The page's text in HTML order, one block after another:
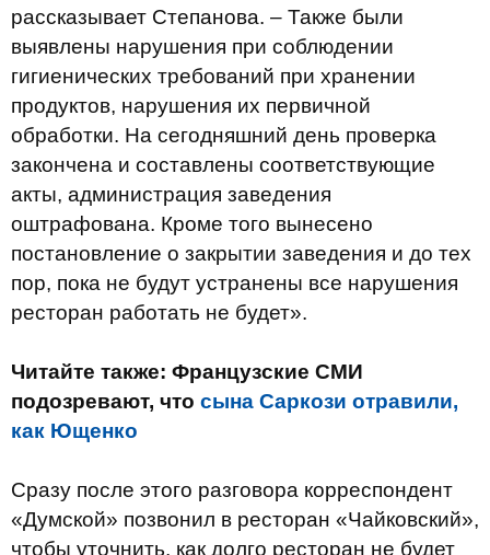
рассказывает Степанова. – Также были
выявлены нарушения при соблюдении
гигиенических требований при хранении
продуктов, нарушения их первичной
обработки. На сегодняшний день проверка
закончена и составлены соответствующие
акты, администрация заведения
оштрафована. Кроме того вынесено
постановление о закрытии заведения и до тех
пор, пока не будут устранены все нарушения
ресторан работать не будет».
Читайте также: Французские СМИ
подозревают, что сына Саркози отравили,
как Ющенко
Сразу после этого разговора корреспондент
«Думской» позвонил в ресторан «Чайковский»,
чтобы уточнить, как долго ресторан не будет